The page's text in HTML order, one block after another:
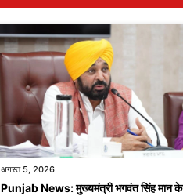
अगस्त 5, 2026
Punjab News: मुख्यमंत्री भगवंत सिंह मान के